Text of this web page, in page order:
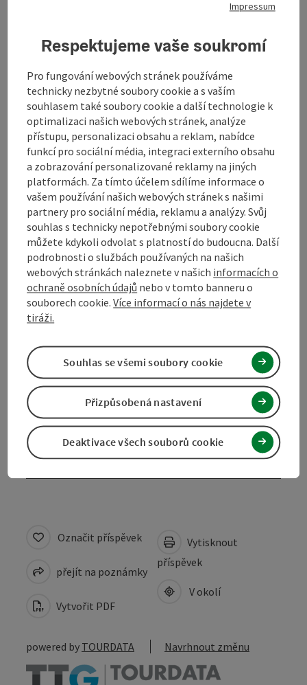
Rezervace / poptávka
€ 230,00 na osobu
možnost rezervace od 1 osoby
Období cesty (01.05.2026 - 30.09.2026)
od
do
01.05.2026
30.09.2026
rezervovat nabídku
nezávazná poptávka
Kontakt
Ceny
Způsobilost
Ubytování
Označit příspěvek
přejít na poznámky
Vytvořit PDF
Vytisknout
příspěvek
V okolí
powered by TOURDATA Navrhnout změnu
Impressum
Respektujeme vaše soukromí
Pro fungování webových stránek používáme
technicky nezbytné soubory cookie a s vaším
souhlasem také soubory cookie a další technologie k
optimalizaci našich webových stránek, analýze
přístupu, personalizaci obsahu a reklam, nabídce
funkcí pro sociální média, integraci externího obsahu
a zobrazování personalizované reklamy na jiných
platformách. Za tímto účelem sdílíme informace o
vašem používání našich webových stránek s našimi
partnery pro sociální média, reklamu a analýzy. Svůj
souhlas s technicky nepotřebnými soubory cookie
můžete kdykoli odvolat s platností do budoucna. Další
podrobnosti o službách používaných na našich
webových stránkách naleznete v našich informacích o
ochraně osobních údajů nebo v tomto banneru o
souborech cookie.Více informací o nás najdete v
tiráži.
Deaktivace všech souborů cookie
Přizpůsobená nastavení
Souhlas se všemi soubory cookie